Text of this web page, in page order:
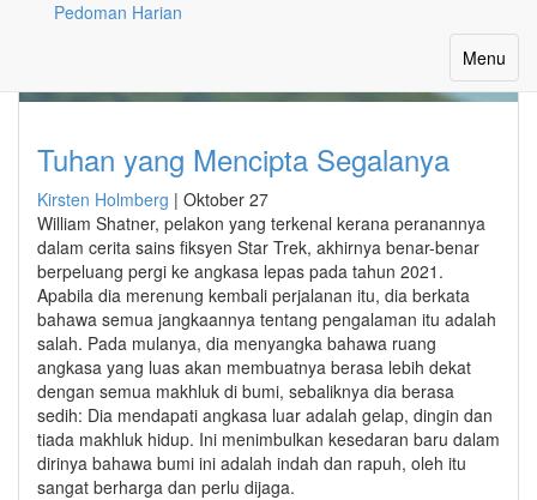
Pedoman Harian
Toggle
Menu
Tuhan yang Mencipta Segalanya
Kirsten Holmberg | Oktober 27
William Shatner, pelakon yang terkenal kerana peranannya
dalam cerita sains fiksyen Star Trek, akhirnya benar-benar
berpeluang pergi ke angkasa lepas pada tahun 2021.
Apabila dia merenung kembali perjalanan itu, dia berkata
bahawa semua jangkaannya tentang pengalaman itu adalah
salah. Pada mulanya, dia menyangka bahawa ruang
angkasa yang luas akan membuatnya berasa lebih dekat
dengan semua makhluk di bumi, sebaliknya dia berasa
sedih: Dia mendapati angkasa luar adalah gelap, dingin dan
tiada makhluk hidup. Ini menimbulkan kesedaran baru dalam
dirinya bahawa bumi ini adalah indah dan rapuh, oleh itu
sangat berharga dan perlu dijaga.